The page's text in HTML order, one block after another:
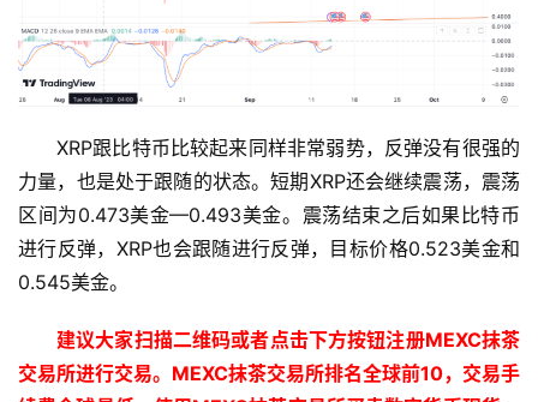
XRP跟比特币比较起来同样非常弱势，反弹没有很强的
力量，也是处于跟随的状态。短期XRP还会继续震荡，震荡
区间为0.473美金—0.493美金。震荡结束之后如果比特币
进行反弹，XRP也会跟随进行反弹，目标价格0.523美金和
0.545美金。
建议大家扫描二维码或者点击下方按钮注册MEXC抹茶
交易所进行交易。MEXC抹茶交易所排名全球前10，交易手